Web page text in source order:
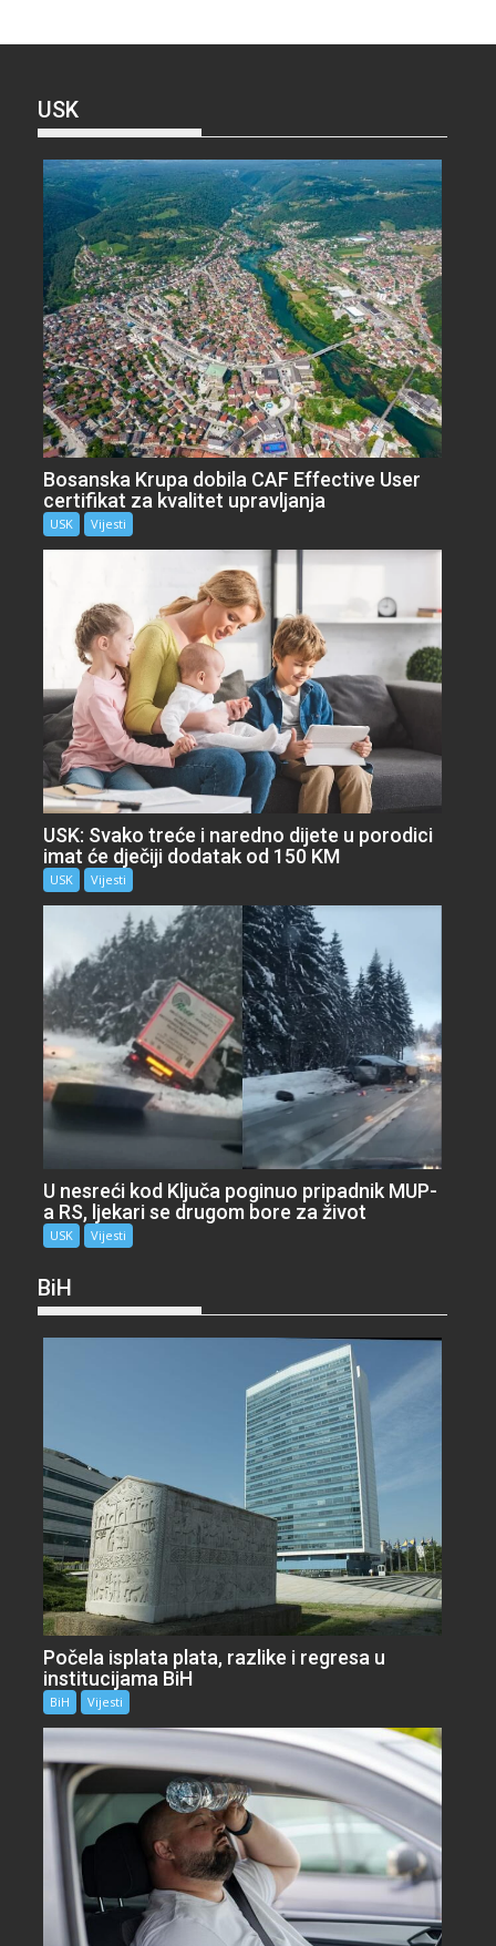
USK
Bosanska Krupa dobila CAF Effective User
certifikat za kvalitet upravljanja
USK Vijesti
USK: Svako treće i naredno dijete u porodici
imat će dječiji dodatak od 150 KM
USK Vijesti
U nesreći kod Ključa poginuo pripadnik MUP-
a RS, ljekari se drugom bore za život
USK Vijesti
BiH
Počela isplata plata, razlike i regresa u
institucijama BiH
BiH Vijesti